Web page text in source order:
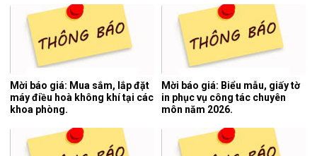
Mời báo giá: Mua sắm, lắp đặt
máy điều hoà không khí tại các
khoa phòng.
Mời báo giá: Biểu mẫu, giấy tờ
in phục vụ công tác chuyên
môn năm 2026.